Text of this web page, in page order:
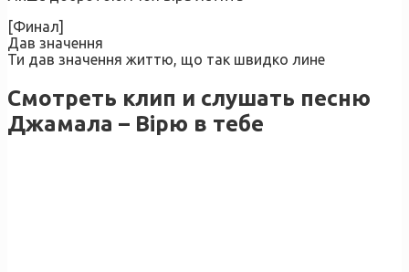
[Финал]
Дав значення
Ти дав значення життю, що так швидко лине
Смотреть клип и слушать песню
Джамала – Вірю в тебе